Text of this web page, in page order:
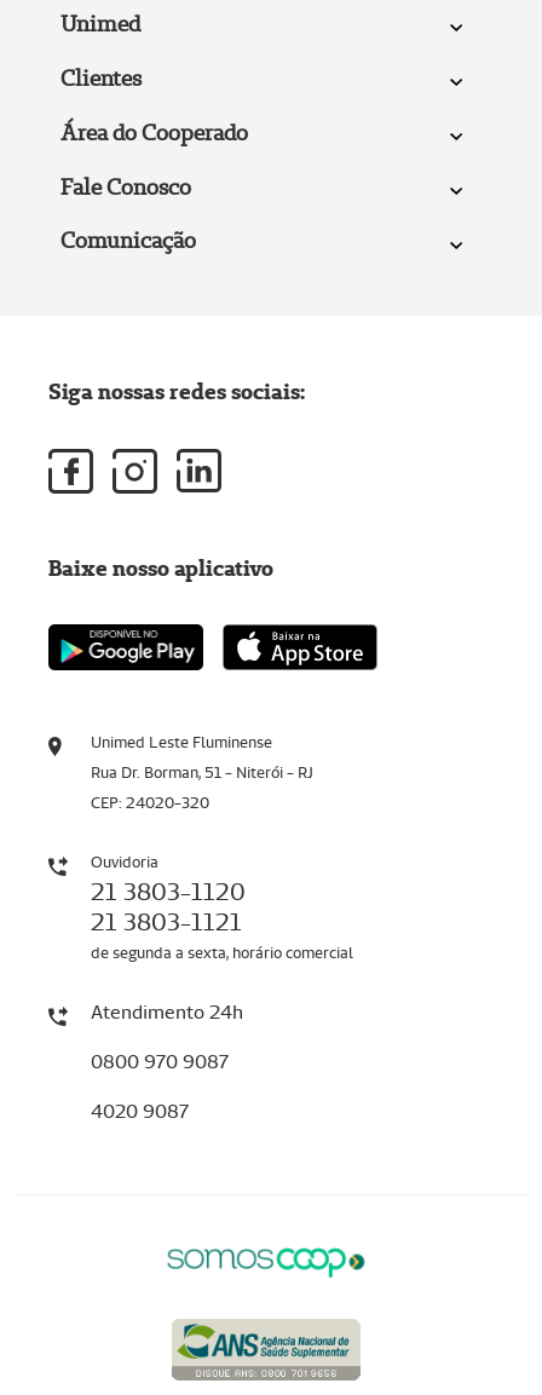
Unimed
Clientes
Área do Cooperado
Fale Conosco
Comunicação
Unimed Leste Fluminense
Rua Dr. Borman, 51 - Niterói - RJ
CEP: 24020-320
Ouvidoria
21 3803-1120
21 3803-1121
de segunda a sexta, horário comercial
Atendimento 24h
0800 970 9087
4020 9087
Siga nossas redes sociais:
Baixe nosso aplicativo